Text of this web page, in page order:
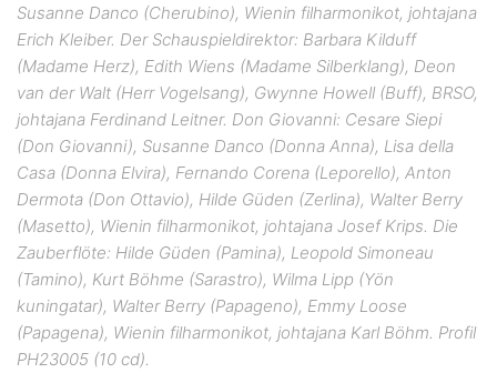
Susanne Danco (Cherubino), Wienin filharmonikot, johtajana
Erich Kleiber. Der Schauspieldirektor: Barbara Kilduff
(Madame Herz), Edith Wiens (Madame Silberklang), Deon
van der Walt (Herr Vogelsang), Gwynne Howell (Buff), BRSO,
johtajana Ferdinand Leitner. Don Giovanni: Cesare Siepi
(Don Giovanni), Susanne Danco (Donna Anna), Lisa della
Casa (Donna Elvira), Fernando Corena (Leporello), Anton
Dermota (Don Ottavio), Hilde Güden (Zerlina), Walter Berry
(Masetto), Wienin filharmonikot, johtajana Josef Krips. Die
Zauberflöte: Hilde Güden (Pamina), Leopold Simoneau
(Tamino), Kurt Böhme (Sarastro), Wilma Lipp (Yön
kuningatar), Walter Berry (Papageno), Emmy Loose
(Papagena), Wienin filharmonikot, johtajana Karl Böhm. Profil
PH23005 (10 cd).